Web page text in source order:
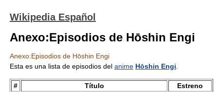
Wikipedia Español
Anexo:Episodios de Hōshin Engi
Anexo:Episodios de Hōshin Engi
Esta es una lista de episodios del anime Hōshin Engi
# Título Estreno